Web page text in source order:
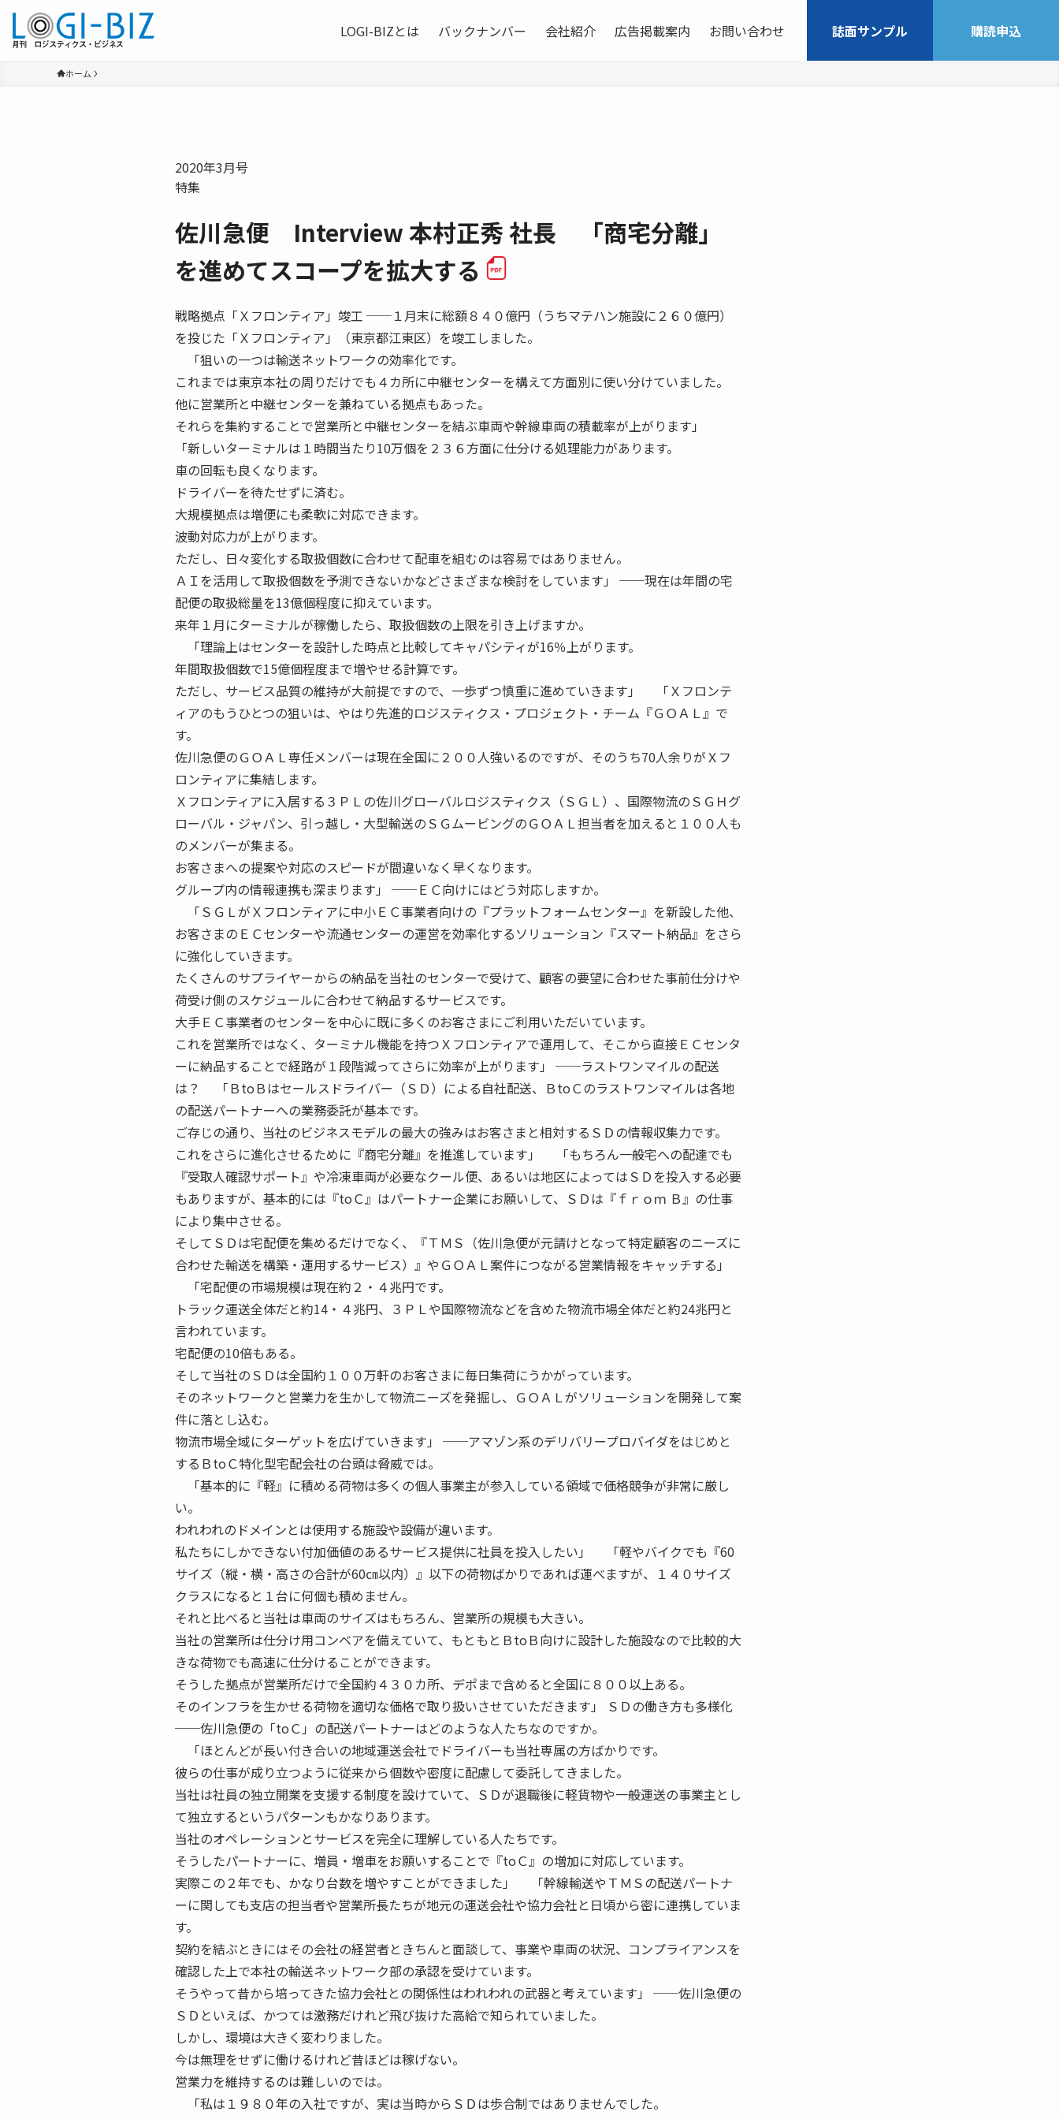
LOGI-BIZとは バックナンバー 会社紹介 広告掲載案内 お問い合わせ 誌面サンプル 購読申込
ホーム
2020年3月号
特集
佐川急便 Interview 本村正秀 社長 「商宅分離」
を進めてスコープを拡大する
戦略拠点「Ｘフロンティア」竣工 ──１月末に総額８４０億円（うちマテハン施設に２６０億円）
を投じた「Ｘフロンティア」（東京都江東区）を竣工しました。
「狙いの一つは輸送ネットワークの効率化です。
これまでは東京本社の周りだけでも４カ所に中継センターを構えて方面別に使い分けていました。
他に営業所と中継センターを兼ねている拠点もあった。
それらを集約することで営業所と中継センターを結ぶ車両や幹線車両の積載率が上がります」
「新しいターミナルは１時間当たり10万個を２３６方面に仕分ける処理能力があります。
車の回転も良くなります。
ドライバーを待たせずに済む。
大規模拠点は増便にも柔軟に対応できます。
波動対応力が上がります。
ただし、日々変化する取扱個数に合わせて配車を組むのは容易ではありません。
ＡＩを活用して取扱個数を予測できないかなどさまざまな検討をしています」 ──現在は年間の宅
配便の取扱総量を13億個程度に抑えています。
来年１月にターミナルが稼働したら、取扱個数の上限を引き上げますか。
「理論上はセンターを設計した時点と比較してキャパシティが16％上がります。
年間取扱個数で15億個程度まで増やせる計算です。
ただし、サービス品質の維持が大前提ですので、一歩ずつ慎重に進めていきます」 「Ｘフロンテ
ィアのもうひとつの狙いは、やはり先進的ロジスティクス・プロジェクト・チーム『ＧＯＡＬ』で
す。
佐川急便のＧＯＡＬ専任メンバーは現在全国に２００人強いるのですが、そのうち70人余りがＸフ
ロンティアに集結します。
Ｘフロンティアに入居する３ＰＬの佐川グローバルロジスティクス（ＳＧＬ）、国際物流のＳＧＨグ
ローバル・ジャパン、引っ越し・大型輸送のＳＧムービングのＧＯＡＬ担当者を加えると１００人も
のメンバーが集まる。
お客さまへの提案や対応のスピードが間違いなく早くなります。
グループ内の情報連携も深まります」 ──ＥＣ向けにはどう対応しますか。
「ＳＧＬがＸフロンティアに中小ＥＣ事業者向けの『プラットフォームセンター』を新設した他、
お客さまのＥＣセンターや流通センターの運営を効率化するソリューション『スマート納品』をさら
に強化していきます。
たくさんのサプライヤーからの納品を当社のセンターで受けて、顧客の要望に合わせた事前仕分けや
荷受け側のスケジュールに合わせて納品するサービスです。
大手ＥＣ事業者のセンターを中心に既に多くのお客さまにご利用いただいています。
これを営業所ではなく、ターミナル機能を持つＸフロンティアで運用して、そこから直接ＥＣセンタ
ーに納品することで経路が１段階減ってさらに効率が上がります」 ──ラストワンマイルの配送
は？ 「ＢtoＢはセールスドライバー（ＳＤ）による自社配送、ＢtoＣのラストワンマイルは各地
の配送パートナーへの業務委託が基本です。
ご存じの通り、当社のビジネスモデルの最大の強みはお客さまと相対するＳＤの情報収集力です。
これをさらに進化させるために『商宅分離』を推進しています」 「もちろん一般宅への配達でも
『受取人確認サポート』や冷凍車両が必要なクール便、あるいは地区によってはＳＤを投入する必要
もありますが、基本的には『toＣ』はパートナー企業にお願いして、ＳＤは『ｆｒｏｍ Ｂ』の仕事
により集中させる。
そしてＳＤは宅配便を集めるだけでなく、『ＴＭＳ（佐川急便が元請けとなって特定顧客のニーズに
合わせた輸送を構築・運用するサービス）』やＧＯＡＬ案件につながる営業情報をキャッチする」
「宅配便の市場規模は現在約２・４兆円です。
トラック運送全体だと約14・４兆円、３ＰＬや国際物流などを含めた物流市場全体だと約24兆円と
言われています。
宅配便の10倍もある。
そして当社のＳＤは全国約１００万軒のお客さまに毎日集荷にうかがっています。
そのネットワークと営業力を生かして物流ニーズを発掘し、ＧＯＡＬがソリューションを開発して案
件に落とし込む。
物流市場全域にターゲットを広げていきます」 ──アマゾン系のデリバリープロバイダをはじめと
するＢtoＣ特化型宅配会社の台頭は脅威では。
「基本的に『軽』に積める荷物は多くの個人事業主が参入している領域で価格競争が非常に厳し
い。
われわれのドメインとは使用する施設や設備が違います。
私たちにしかできない付加価値のあるサービス提供に社員を投入したい」 「軽やバイクでも『60
サイズ（縦・横・高さの合計が60㎝以内）』以下の荷物ばかりであれば運べますが、１４０サイズ
クラスになると１台に何個も積めません。
それと比べると当社は車両のサイズはもちろん、営業所の規模も大きい。
当社の営業所は仕分け用コンベアを備えていて、もともとＢtoＢ向けに設計した施設なので比較的大
きな荷物でも高速に仕分けることができます。
そうした拠点が営業所だけで全国約４３０カ所、デポまで含めると全国に８００以上ある。
そのインフラを生かせる荷物を適切な価格で取り扱いさせていただきます」 ＳＤの働き方も多様化
──佐川急便の「toＣ」の配送パートナーはどのような人たちなのですか。
「ほとんどが長い付き合いの地域運送会社でドライバーも当社専属の方ばかりです。
彼らの仕事が成り立つように従来から個数や密度に配慮して委託してきました。
当社は社員の独立開業を支援する制度を設けていて、ＳＤが退職後に軽貨物や一般運送の事業主とし
て独立するというパターンもかなりあります。
当社のオペレーションとサービスを完全に理解している人たちです。
そうしたパートナーに、増員・増車をお願いすることで『toＣ』の増加に対応しています。
実際この２年でも、かなり台数を増やすことができました」 「幹線輸送やＴＭＳの配送パートナ
ーに関しても支店の担当者や営業所長たちが地元の運送会社や協力会社と日頃から密に連携していま
す。
契約を結ぶときにはその会社の経営者ときちんと面談して、事業や車両の状況、コンプライアンスを
確認した上で本社の輸送ネットワーク部の承認を受けています。
そうやって昔から培ってきた協力会社との関係性はわれわれの武器と考えています」 ──佐川急便の
ＳＤといえば、かつては激務だけれど飛び抜けた高給で知られていました。
しかし、環境は大きく変わりました。
今は無理をせずに働けるけれど昔ほどは稼げない。
営業力を維持するのは難しいのでは。
「私は１９８０年の入社ですが、実は当時からＳＤは歩合制ではありませんでした。